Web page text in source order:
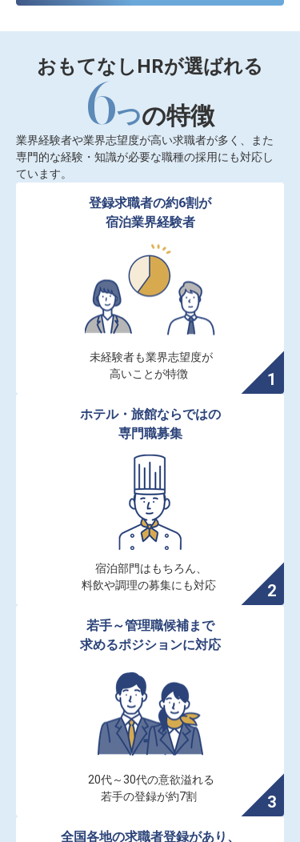
おもてなしHRが選ばれる
6つの特徴
業界経験者や業界志望度が高い求職者が多く、また
専門的な経験・知識が必要な職種の採用にも対応し
ています。
登録求職者の約6割が
宿泊業界経験者
未経験者も業界志望度が
高いことが特徴
ホテル・旅館ならではの
専門職募集
宿泊部門はもちろん、
料飲や調理の募集にも対応
若手～管理職候補まで
求めるポジションに対応
20代～30代の意欲溢れる
若手の登録が約7割
全国各地の求職者登録があり、